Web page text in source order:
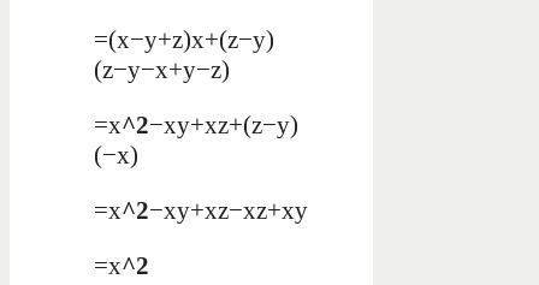
=(x−y+z)x+(z−y)
(z−y−x+y−z)
=x^2−xy+xz+(z−y)
(−x)
=x^2−xy+xz−xz+xy
=x^2